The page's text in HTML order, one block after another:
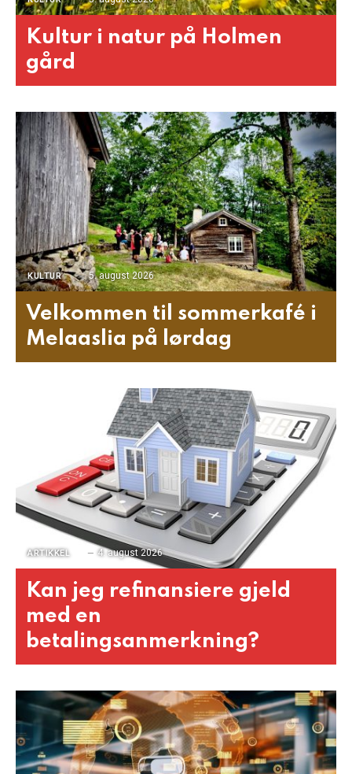
Kultur i natur på Holmen
gård
KULTUR 5. august 2026
Velkommen til sommerkafé i
Melaaslia på lørdag
ARTIKKEL 4. august 2026
Kan jeg refinansiere gjeld
med en
betalingsanmerkning?